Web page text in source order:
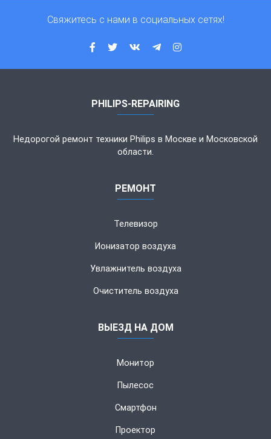
Свяжитесь с нами в социальных сетях!
PHILIPS-REPAIRING
Недорогой ремонт техники Philips в Москве и Московской
области.
РЕМОНТ
Телевизор
Ионизатор воздуха
Увлажнитель воздуха
Очиститель воздуха
ВЫЕЗД НА ДОМ
Монитор
Пылесос
Смартфон
Проектор